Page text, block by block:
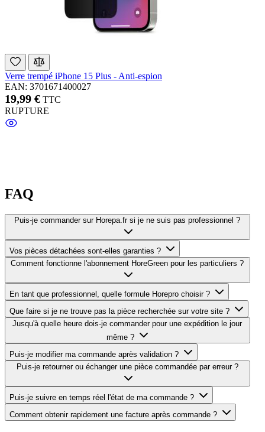
Verre trempé iPhone 15 Plus - Anti-espion
EAN: 3701671400027
19,99 € TTC
RUPTURE
FAQ
Puis-je commander sur Horepa.fr si je ne suis pas professionnel ?
Vos pièces détachées sont-elles garanties ?
Comment fonctionne l'abonnement HoreGreen pour les particuliers ?
En tant que professionnel, quelle formule Horepro choisir ?
Que faire si je ne trouve pas la pièce recherchée sur votre site ?
Jusqu'à quelle heure dois-je commander pour une expédition le jour
même ?
Puis-je modifier ma commande après validation ?
Puis-je retourner ou échanger une pièce commandée par erreur ?
Puis-je suivre en temps réel l'état de ma commande ?
Comment obtenir rapidement une facture après commande ?